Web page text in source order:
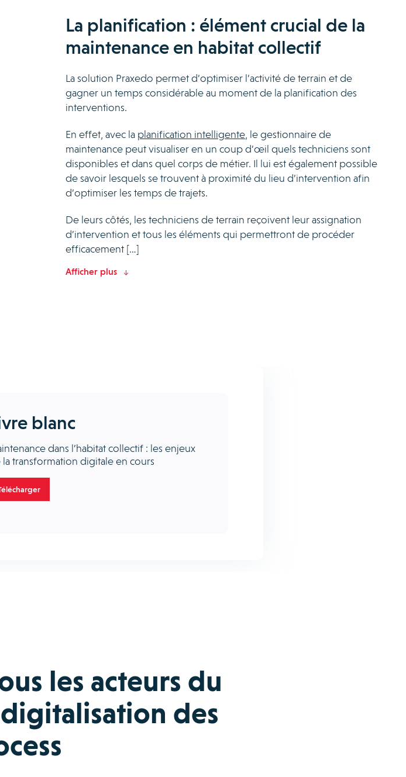
La planification : élément crucial de la
maintenance en habitat collectif
La solution Praxedo permet d’optimiser l’activité de terrain et de
gagner un temps considérable au moment de la planification des
interventions.
En effet, avec la planification intelligente , le gestionnaire de
maintenance peut visualiser en un coup d’œil quels techniciens sont
disponibles et dans quel corps de métier. Il lui est également possible
de savoir lesquels se trouvent à proximité du lieu d’intervention afin
d’optimiser les temps de trajets.
De leurs côtés, les techniciens de terrain reçoivent leur assignation
d’intervention et tous les éléments qui permettront de procéder
efficacement […]
Afficher plus
blanc
dans l’habitat collectif : les enjeux
la transformation digitale en cours
les acteurs du
des